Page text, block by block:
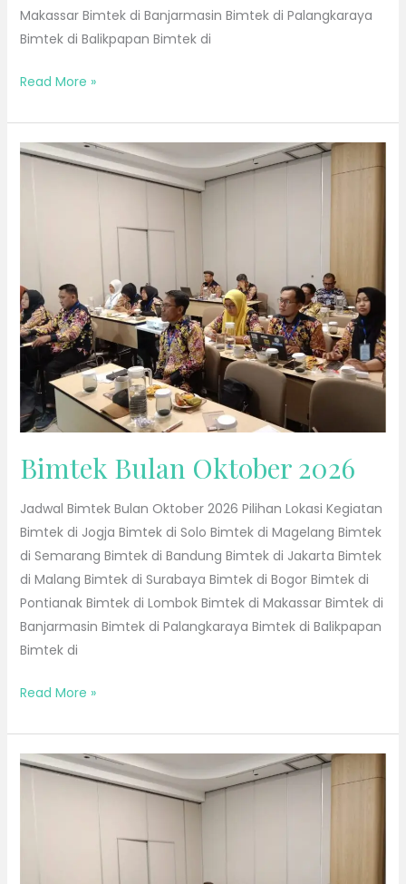
Makassar Bimtek di Banjarmasin Bimtek di Palangkaraya
Bimtek di Balikpapan Bimtek di
Read More »
Bimtek Bulan Oktober 2026
Jadwal Bimtek Bulan Oktober 2026 Pilihan Lokasi Kegiatan
Bimtek di Jogja Bimtek di Solo Bimtek di Magelang Bimtek
di Semarang Bimtek di Bandung Bimtek di Jakarta Bimtek
di Malang Bimtek di Surabaya Bimtek di Bogor Bimtek di
Pontianak Bimtek di Lombok Bimtek di Makassar Bimtek di
Banjarmasin Bimtek di Palangkaraya Bimtek di Balikpapan
Bimtek di
Bimtek
Read More »
Bimtek